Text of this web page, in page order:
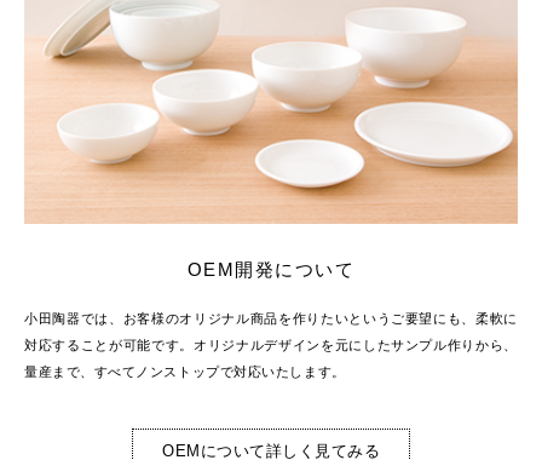
OEM開発について
小田陶器では、お客様のオリジナル商品を作りたいというご要望にも、柔軟に
対応することが可能です。オリジナルデザインを元にしたサンプル作りから、
量産まで、すべてノンストップで対応いたします。
OEMについて詳しく見てみる